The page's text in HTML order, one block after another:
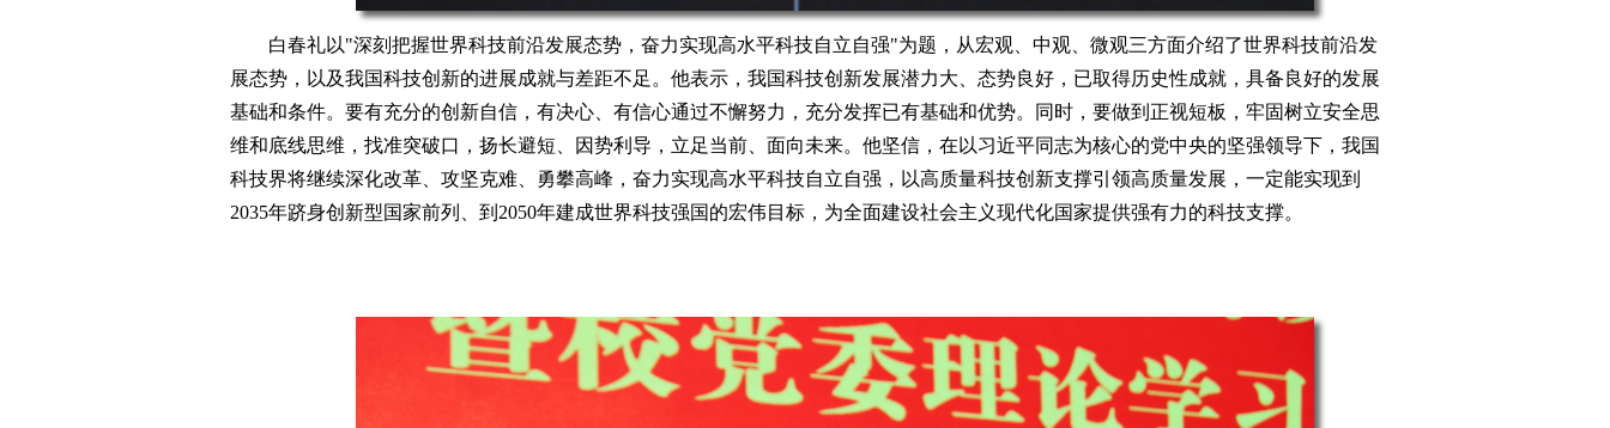
白春礼以"深刻把握世界科技前沿发展态势，奋力实现高水平科技自立自强"为题，从宏观、中观、微观三方面介绍了世界科技前沿发
展态势，以及我国科技创新的进展成就与差距不足。他表示，我国科技创新发展潜力大、态势良好，已取得历史性成就，具备良好的发展
基础和条件。要有充分的创新自信，有决心、有信心通过不懈努力，充分发挥已有基础和优势。同时，要做到正视短板，牢固树立安全思
维和底线思维，找准突破口，扬长避短、因势利导，立足当前、面向未来。他坚信，在以习近平同志为核心的党中央的坚强领导下，我国
科技界将继续深化改革、攻坚克难、勇攀高峰，奋力实现高水平科技自立自强，以高质量科技创新支撑引领高质量发展，一定能实现到
2035年跻身创新型国家前列、到2050年建成世界科技强国的宏伟目标，为全面建设社会主义现代化国家提供强有力的科技支撑。